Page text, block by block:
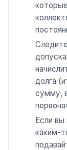
долга
сумму,
Если вы
каким-